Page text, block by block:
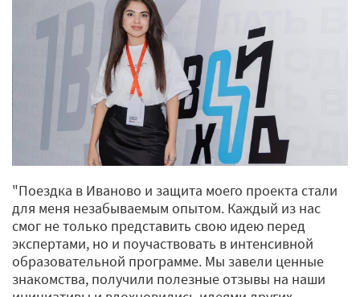
"Поездка в Иваново и защита моего проекта стали
для меня незабываемым опытом. Каждый из нас
смог не только представить свою идею перед
экспертами, но и поучаствовать в интенсивной
образовательной программе. Мы завели ценные
знакомства, получили полезные отзывы на наши